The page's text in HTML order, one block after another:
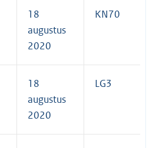
18
augustus
2020
KN70
18
augustus
2020
LG3